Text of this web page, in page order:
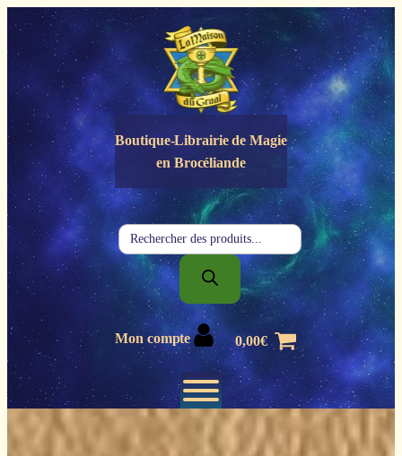
Panneau de gestion des cookies
Boutique-Librairie deMagie
en Brocéliande
Recherche
de
produits
Mon compte 0,00€